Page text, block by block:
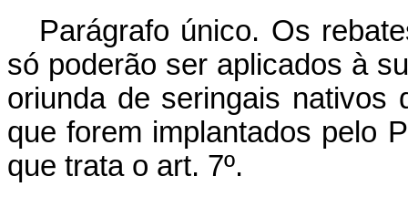
Parágrafo único. Os
só poderão ser aplicados à
oriunda de seringais nativos
que forem implantados
que trata o art. 7º.